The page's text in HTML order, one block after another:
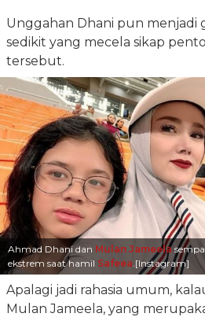
Unggahan Dhani pun menjadi
sedikit yang mecela sikap
tersebut.
Ahmad Dhani dan Mulan Jameela
ekstrem saat hamil Safeea .[Instagram]
Apalagi jadi rahasia umum,
Mulan Jameela, yang